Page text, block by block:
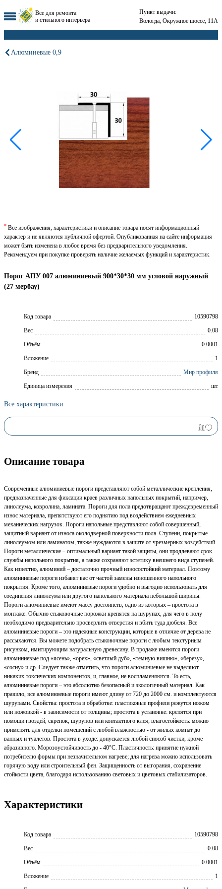
Все для ремонта
и стильного интерьера
Пункт выдачи:
Вологда, Окружное шоссе, 11А
Алюминевые 0,9
Порог АПУ 007 алюминиевый 900*30*30 мм угловой наружный
(27 мербау)
Код товара
10590798
Вес
0.08
Объём
0.0001
Вложение
1
Брeнд
Мир профиля
Единица измерения
шт
Все характеристики
* Все изображения, характеристики и описание товара носят информационный
характер и не являются публичной офертой. Опубликованная на сайте информация
может быть изменена в любое время без предварительного уведомления.
Рекомендуем при покупке проверять наличие желаемых функций и характеристик.
Описание товара
Современные алюминиевые пороги представляют собой металлические крепления,
предназначенные для фиксации краев различных напольных покрытий, например,
линолеума, ковролина, ламината. Пороги для пола предотвращают преждевременный
износ материала, препятствуют его поднятию под воздействием ежедневных
механических нагрузок. Пороги напольные представляют собой совершенный,
защитный вариант от износа околодверной поверхности пола. Ступени, покрытые
линолеумом или ламинатом, также нуждаются в защите от чрезмерных воздействий.
Пороги металлические – оптимальный вариант такой защиты, они продлевают срок
службы напольного покрытия, а также сохраняют эстетику внешнего вида ступеней.
Как известно, алюминий – достаточно прочный износостойкий материал. Поэтому
алюминиевые пороги избавят вас от частой замены изношенного напольного
покрытия. Кроме того, алюминиевые пороги удобно и выгодно использовать для
соединения линолеума или другого напольного материала небольшой ширины.
Пороги алюминиевые имеют массу достоинств, одно из которых – простота в
монтаже. Обычно стыковочные порожки крепятся на шурупах, для чего в полу
необходимо предварительно просверлить отверстия и вбить туда дюбеля. Все
алюминиевые пороги – это надежные конструкции, которые в отличие от дерева не
рассыхаются. Вы можете подобрать стыковочные пороги с любым текстурным
рисунком, имитирующим натуральную древесину. В продаже имеются пороги
алюминиевые под «ясень», «орех», «светлый дуб», «темную вишню», «березу»,
«сосну» и др. Следует также отметить, что пороги алюминиевые не выделяют
никаких токсических компонентов, и, главное, не воспламеняются. То есть,
алюминиевые пороги – это абсолютно безопасный и экологичный материал. Как
правило, все алюминиевые пороги имеют длину от 720 до 2000 см. и комплектуются
шурупами. Свойства: простота в обработке: пластиковые профили режутся ножом
или ножовкой - в зависимости от толщины; простота в установке: крепятся при
помощи гвоздей, скрепок, шурупов или контактного клея; влагостойкость: можно
применять для отделки помещений с любой влажностью - от жилых комнат до
ванных и туалетов. Простота в уходе: допускается любой способ чистки, кроме
абразивного. Морозоустойчивость до - 40°С. Пластичность: принятие нужной
потребителю формы при незначительном нагреве; для нагрева можно использовать
горячую воду или строительный фен. Защищенность от выгорания, сохранение
стойкости цвета, благодаря использованию световых и цветовых стабилизаторов.
Характеристики
Код товара
10590798
Вес
0.08
Объём
0.0001
Вложение
1